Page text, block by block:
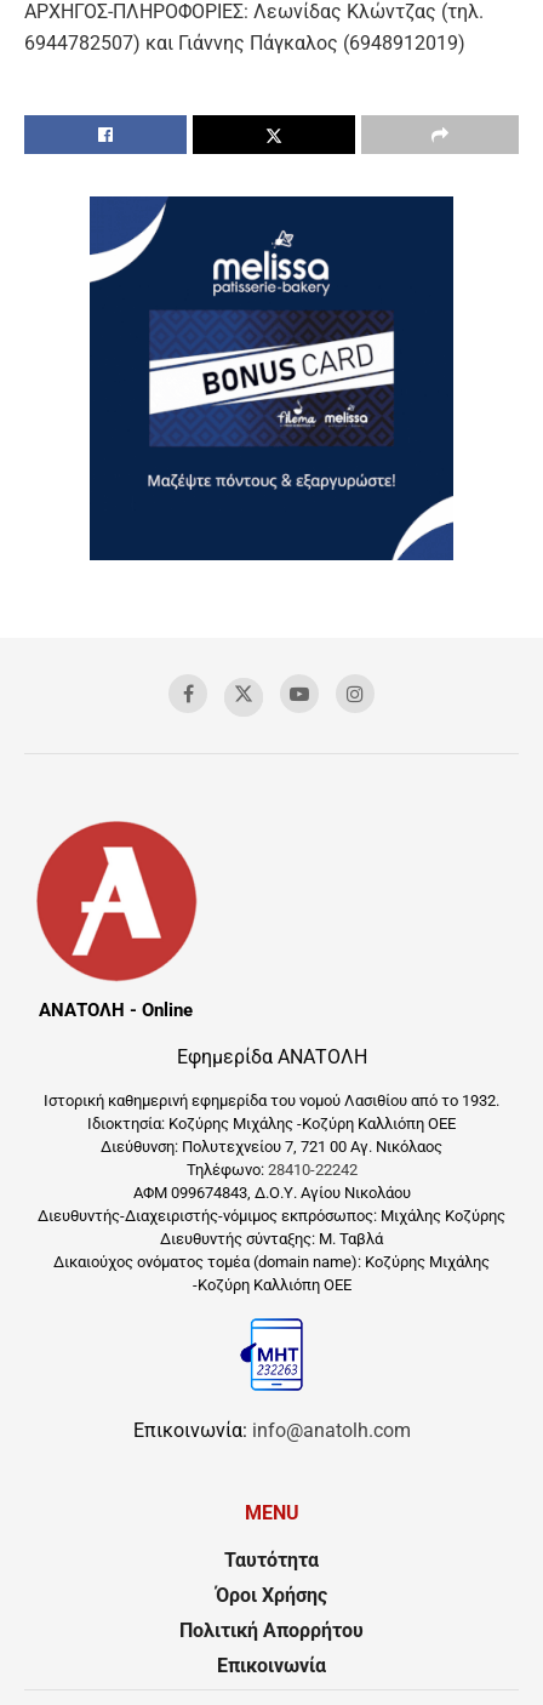
ΑΡΧΗΓΟΣ-ΠΛΗΡΟΦΟΡΙΕΣ: Λεωνίδας Κλώντζας (τηλ.
6944782507) και Γιάννης Πάγκαλος (6948912019)
ΑΝΑΤΟΛΗ - Online
Εφημερίδα ΑΝΑΤΟΛΗ
Ιστορική καθημερινή εφημερίδα του νομού Λασιθίου από το 1932.
Ιδιοκτησία: Κοζύρης Μιχάλης -Κοζύρη Καλλιόπη ΟΕΕ
Διεύθυνση: Πολυτεχνείου 7, 721 00 Αγ. Νικόλαος
Τηλέφωνο: 28410-22242
ΑΦΜ 099674843, Δ.Ο.Υ. Αγίου Νικολάου
Διευθυντής-Διαχειριστής-νόμιμος εκπρόσωπος: Μιχάλης Κοζύρης
Διευθυντής σύνταξης: Μ. Ταβλά
Δικαιούχος ονόματος τομέα (domain name): Κοζύρης Μιχάλης
-Κοζύρη Καλλιόπη ΟΕΕ
Επικοινωνία: info@anatolh.com
MENU
Ταυτότητα
Όροι Χρήσης
Πολιτική Απορρήτου
Επικοινωνία